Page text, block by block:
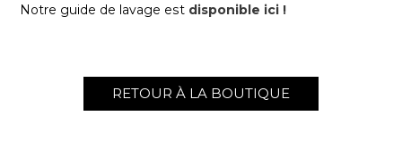
Notre guide de lavage est disponible ici !
RETOUR À LA BOUTIQUE